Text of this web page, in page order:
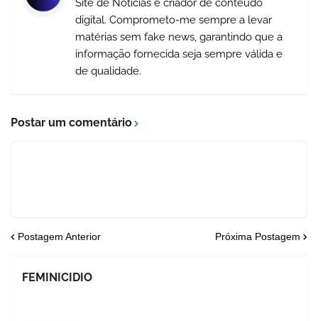
Site de Notícias e criador de conteúdo
digital. Comprometo-me sempre a levar
matérias sem fake news, garantindo que a
informação fornecida seja sempre válida e
de qualidade.
Postar um comentário
Postagem Anterior Próxima Postagem
FEMINICIDIO